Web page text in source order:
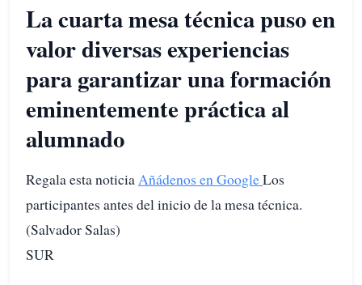
La cuarta mesa técnica puso en
valor diversas experiencias
para garantizar una formación
eminentemente práctica al
alumnado
Regala esta noticia Añádenos en GoogleLos
participantes antes del inicio de la mesa técnica.
(Salvador Salas)
SUR